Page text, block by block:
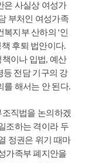
은 사실상 여성가
부처인 여성가족
지부 산하의 '인
후퇴 법안이다.
이나 입법, 예산
등 전담 기구의 강
를 해서는 안 된다.
직법을 논의하겠
조하는 격이라 두
정권은 위기 때마
가족부 폐지안을